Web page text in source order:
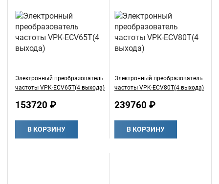
Электронный преобразователь
частоты VPK-ECV65T(4 выхода)
153720 ₽
В КОРЗИНУ
Электронный преобразователь
частоты VPK-ECV80T(4 выхода)
239760 ₽
В КОРЗИНУ